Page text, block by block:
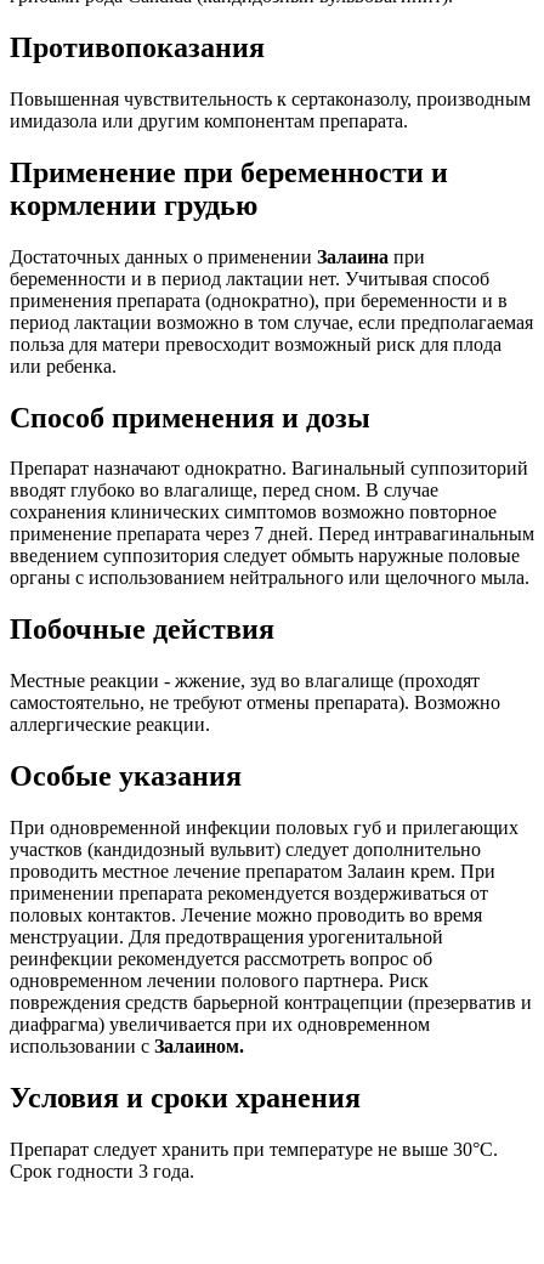
Противопоказания
Повышенная чувствительность к сертаконазолу, производным
имидазола или другим компонентам препарата.
Применение при беременности и
кормлении грудью
Достаточных данных о применении Залаина при
беременности и в период лактации нет. Учитывая способ
применения препарата (однократно), при беременности и в
период лактации возможно в том случае, если предполагаемая
польза для матери превосходит возможный риск для плода
или ребенка.
Способ применения и дозы
Препарат назначают однократно. Вагинальный суппозиторий
вводят глубоко во влагалище, перед сном. В случае
сохранения клинических симптомов возможно повторное
применение препарата через 7 дней. Перед интравагинальным
введением суппозитория следует обмыть наружные половые
органы с использованием нейтрального или щелочного мыла.
Побочные действия
Местные реакции - жжение, зуд во влагалище (проходят
самостоятельно, не требуют отмены препарата). Возможно
аллергические реакции.
Особые указания
При одновременной инфекции половых губ и прилегающих
участков (кандидозный вульвит) следует дополнительно
проводить местное лечение препаратом Залаин крем. При
применении препарата рекомендуется воздерживаться от
половых контактов. Лечение можно проводить во время
менструации. Для предотвращения урогенитальной
реинфекции рекомендуется рассмотреть вопрос об
одновременном лечении полового партнера. Риск
повреждения средств барьерной контрацепции (презерватив и
диафрагма) увеличивается при их одновременном
использовании с Залаином.
Условия и сроки хранения
Препарат следует хранить при температуре не выше 30°С.
Срок годности 3 года.